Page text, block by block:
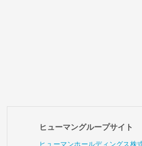
ヒューマングループサイト
ヒューマンホールディングス株